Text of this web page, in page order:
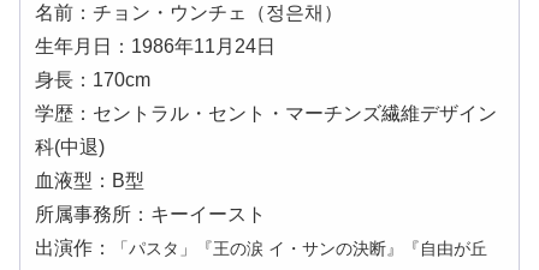
名前：チョン・ウンチェ（정은채）
生年月日：1986年11月24日
身長：170cm
学歴：セントラル・セント・マーチンズ繊維デザイン
科(中退)
血液型：B型
所属事務所：キーイースト
出演作：
「パスタ」『王の涙 イ・サンの決断』『自由が丘